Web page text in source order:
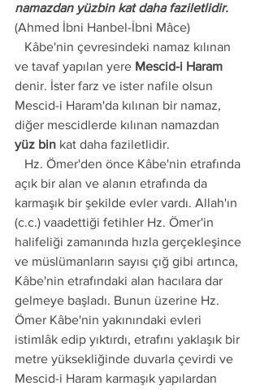
namazdan yüzbin kat daha faziletlidir.
(Ahmed İbni Hanbel-İbni Mâce)
ve tavaf yapılan yere Mescid-i Haram
denir. İster farz ve ister nafile olsun
Mescid-i Haram'da kılınan bir namaz,
diğer mescidlerde kılınan namazdan
yüz bin kat daha faziletlidir.
açık bir alan ve alanın etrafında da
karmaşık bir şekilde evler vardı. Allah'ın
(c.c.) vaadettiği fetihler Hz. Ömer'in
halifeliği zamanında hızla gerçekleşince
ve müslümanların sayısı çığ gibi artınca,
Kâbe'nin etrafındaki alan hacılara dar
gelmeye başladı. Bunun üzerine Hz.
Ömer Kâbe'nin yakınındaki evleri
istimlâk edip yıktırdı, etrafını yaklaşık bir
metre yüksekliğinde duvarla çevirdi ve
Mescid-i Haram karmaşık yapılardan